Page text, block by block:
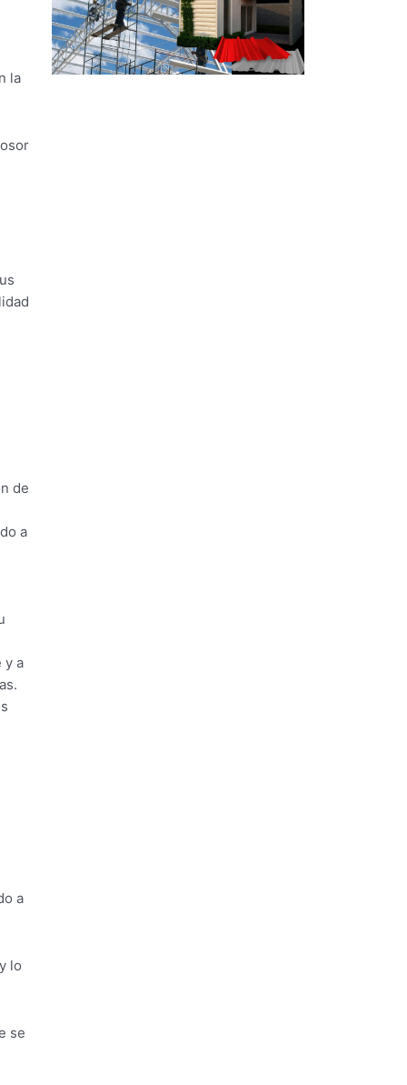
la
de
a
y a
a
lo
se